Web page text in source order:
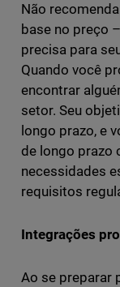
Não
base no preço
precisa para
Quando você
encontrar
setor. Seu
longo prazo, e
de longo prazo
necessidades
requisitos
Integrações
Ao se preparar